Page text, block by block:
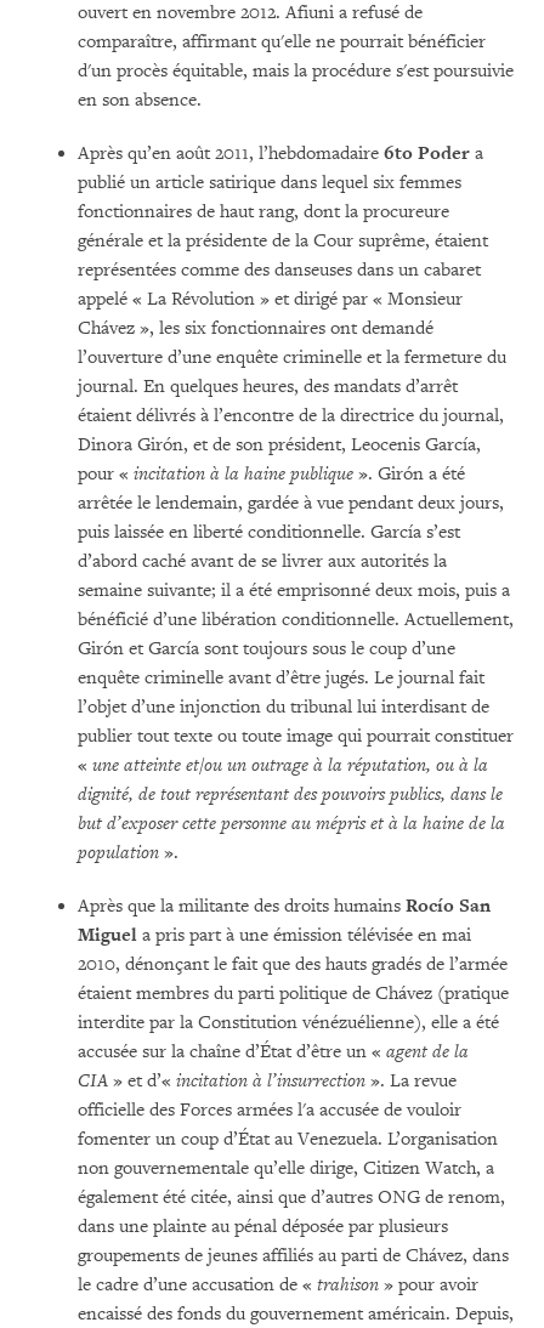
ouvert en novembre 2012. Afiuni a refusé de
comparaître, affirmant qu'elle ne pourrait bénéficier
d'un procès équitable, mais la procédure s'est poursuivie
en son absence.
Après qu’en août 2011, l’hebdomadaire 6to Poder a
publié un article satirique dans lequel six femmes
fonctionnaires de haut rang, dont la procureure
générale et la présidente de la Cour suprême, étaient
représentées comme des danseuses dans un cabaret
appelé « La Révolution » et dirigé par « Monsieur
Chávez », les six fonctionnaires ont demandé
l’ouverture d’une enquête criminelle et la fermeture du
journal. En quelques heures, des mandats d’arrêt
étaient délivrés à l’encontre de la directrice du journal,
Dinora Girón, et de son président, Leocenis García,
pour « incitation à la haine publique ». Girón a été
arrêtée le lendemain, gardée à vue pendant deux jours,
puis laissée en liberté conditionnelle. García s’est
d’abord caché avant de se livrer aux autorités la
semaine suivante; il a été emprisonné deux mois, puis a
bénéficié d’une libération conditionnelle. Actuellement,
Girón et García sont toujours sous le coup d’une
enquête criminelle avant d’être jugés. Le journal fait
l’objet d’une injonction du tribunal lui interdisant de
publier tout texte ou toute image qui pourrait constituer
« une atteinte et/ou un outrage à la réputation, ou à la
dignité, de tout représentant des pouvoirs publics, dans le
but d’exposer cette personne au mépris et à la haine de la
population ».
Après que la militante des droits humains Rocío San
Miguel a pris part à une émission télévisée en mai
2010, dénonçant le fait que des hauts gradés de l’armée
étaient membres du parti politique de Chávez (pratique
interdite par la Constitution vénézuélienne), elle a été
accusée sur la chaîne d’État d’être un « agent de la
CIA » et d’« incitation à l’insurrection ». La revue
officielle des Forces armées l'a accusée de vouloir
fomenter un coup d’État au Venezuela. L’organisation
non gouvernementale qu’elle dirige, Citizen Watch, a
également été citée, ainsi que d’autres ONG de renom,
dans une plainte au pénal déposée par plusieurs
groupements de jeunes affiliés au parti de Chávez, dans
le cadre d’une accusation de « trahison » pour avoir
encaissé des fonds du gouvernement américain. Depuis,